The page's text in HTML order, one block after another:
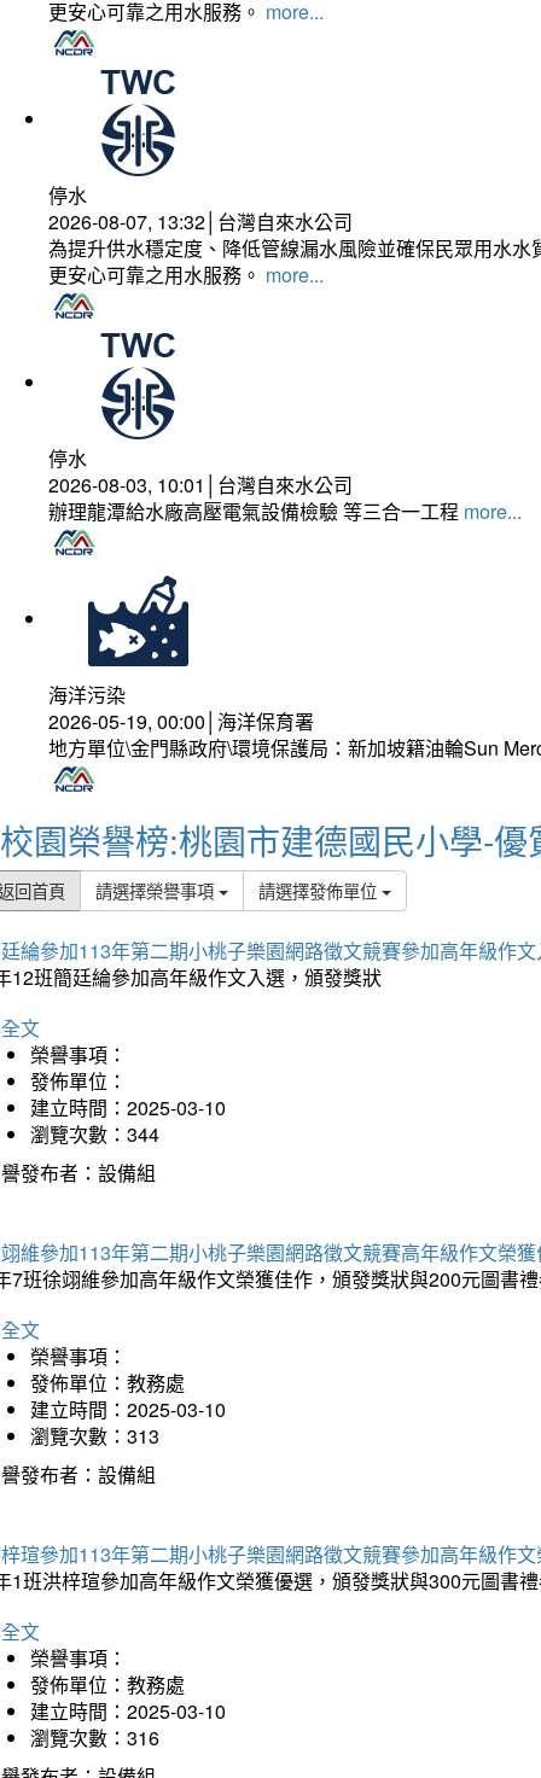
更安心可靠之用水服務。 more...
停水
2026-08-07, 13:32│台灣自來水公司
為提升供水穩定度、降低管線漏水風險並確保民眾用水
更安心可靠之用水服務。 more...
停水
2026-08-03, 10:01│台灣自來水公司
辦理龍潭給水廠高壓電氣設備檢驗 等三合一工程 more...
海洋污染
2026-05-19, 00:00│海洋保育署
地方單位\金門縣政府\環境保護局：新加坡籍油輪Sun
校園榮譽榜:桃園市建德國民小學-優
回首頁 請選擇榮譽事項 請選擇發佈單位
綸參加113年第二期小桃子樂園網路徵文競賽參加高年級作
12班簡廷綸參加高年級作文入選，頒發獎狀
文
榮譽事項：
發佈單位：
建立時間：2025-03-10
瀏覽次數：344
發布者：設備組
維參加113年第二期小桃子樂園網路徵文競賽高年級作文榮
7班徐翊維參加高年級作文榮獲佳作，頒發獎狀與200元圖書
文
榮譽事項：
發佈單位：教務處
建立時間：2025-03-10
瀏覽次數：313
發布者：設備組
瑄參加113年第二期小桃子樂園網路徵文競賽參加高年級作
1班洪梓瑄參加高年級作文榮獲優選，頒發獎狀與300元圖書
文
榮譽事項：
發佈單位：教務處
建立時間：2025-03-10
瀏覽次數：316